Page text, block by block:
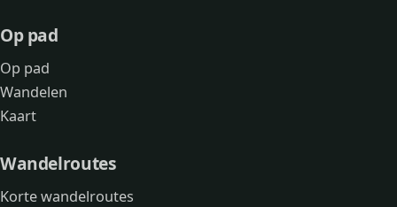
Op pad
Op pad
Wandelen
Kaart
Wandelroutes
Korte wandelroutes